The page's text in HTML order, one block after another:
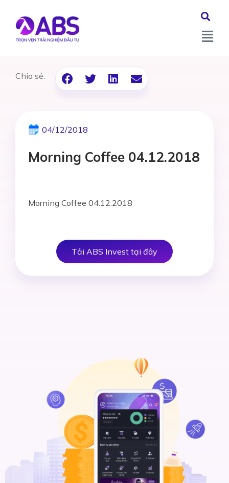
Chia sẻ:
04/12/2018
Morning Coffee 04.12.2018
Morning Coffee 04.12.2018
Tải ABS Invest tại đây